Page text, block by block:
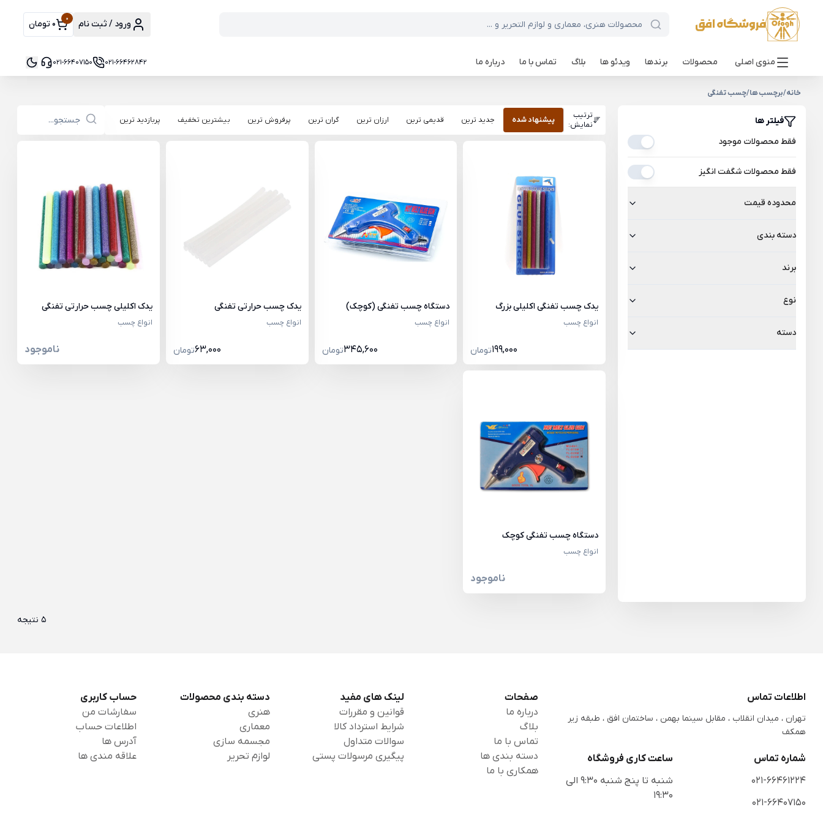
ورود / ثبت نام 0 0 تومان
منوی اصلی محصولات برندها ویدئو ها بلاگ تماس با ما درباره ما 021-66462842
021-66407150
خانه/برچسب ها/چسب تفنگی
فیلتر ها
فقط محصولات موجود
فقط محصولات شگفت انگیز
محدوده قیمت
دسته بندی
برند
نوع
دسته
ترتیب
نمایش:
پیشنهاد شده جدید ترین قدیمی ترین ارزان ترین گران ترین پرفروش ترین بیشترین تخفیف پربازدید ترین
یدک چسب تفنگی اکلیلی بزرگ
انواع چسب
199,000تومان
دستگاه چسب تفنگی (کوچک)
انواع چسب
345,600تومان
یدک چسب حرارتی تفنگی
انواع چسب
63,000تومان
یدک اکلیلی چسب حرارتی تفنگی
انواع چسب
ناموجود
دستگاه چسب تفنگی کوچک
انواع چسب
ناموجود
5 نتیجه
اطلاعات تماس
تهران ، میدان انقلاب ، مقابل سینما بهمن ، ساختمان افق ، طبقه زیر
همکف
شماره تماس
021-66461224
021-66407150
ساعت کاری فروشگاه
شنبه تا پنج شنبه 9:30 الی
19:30
صفحات
درباره ما
بلاگ
تماس با ما
دسته بندی ها
همکاری با ما
لینک های مفید
قوانین و مقررات
شرایط استرداد کالا
سوالات متداول
پیگیری مرسولات پستی
دسته بندی محصولات
هنری
معماری
مجسمه سازی
لوازم تحریر
حساب کاربری
سفارشات من
اطلاعات حساب
آدرس ها
علاقه مندی ها